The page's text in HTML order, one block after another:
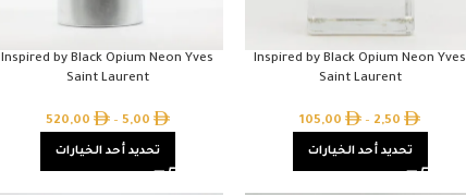
Inspired by Black Opium Neon Yves
Saint Laurent
2,50
–
105,00
تحديد أحد الخيارات
Inspired by Black Opium Neon Yves
Saint Laurent
5,00
–
520,00
تحديد أحد الخيارات